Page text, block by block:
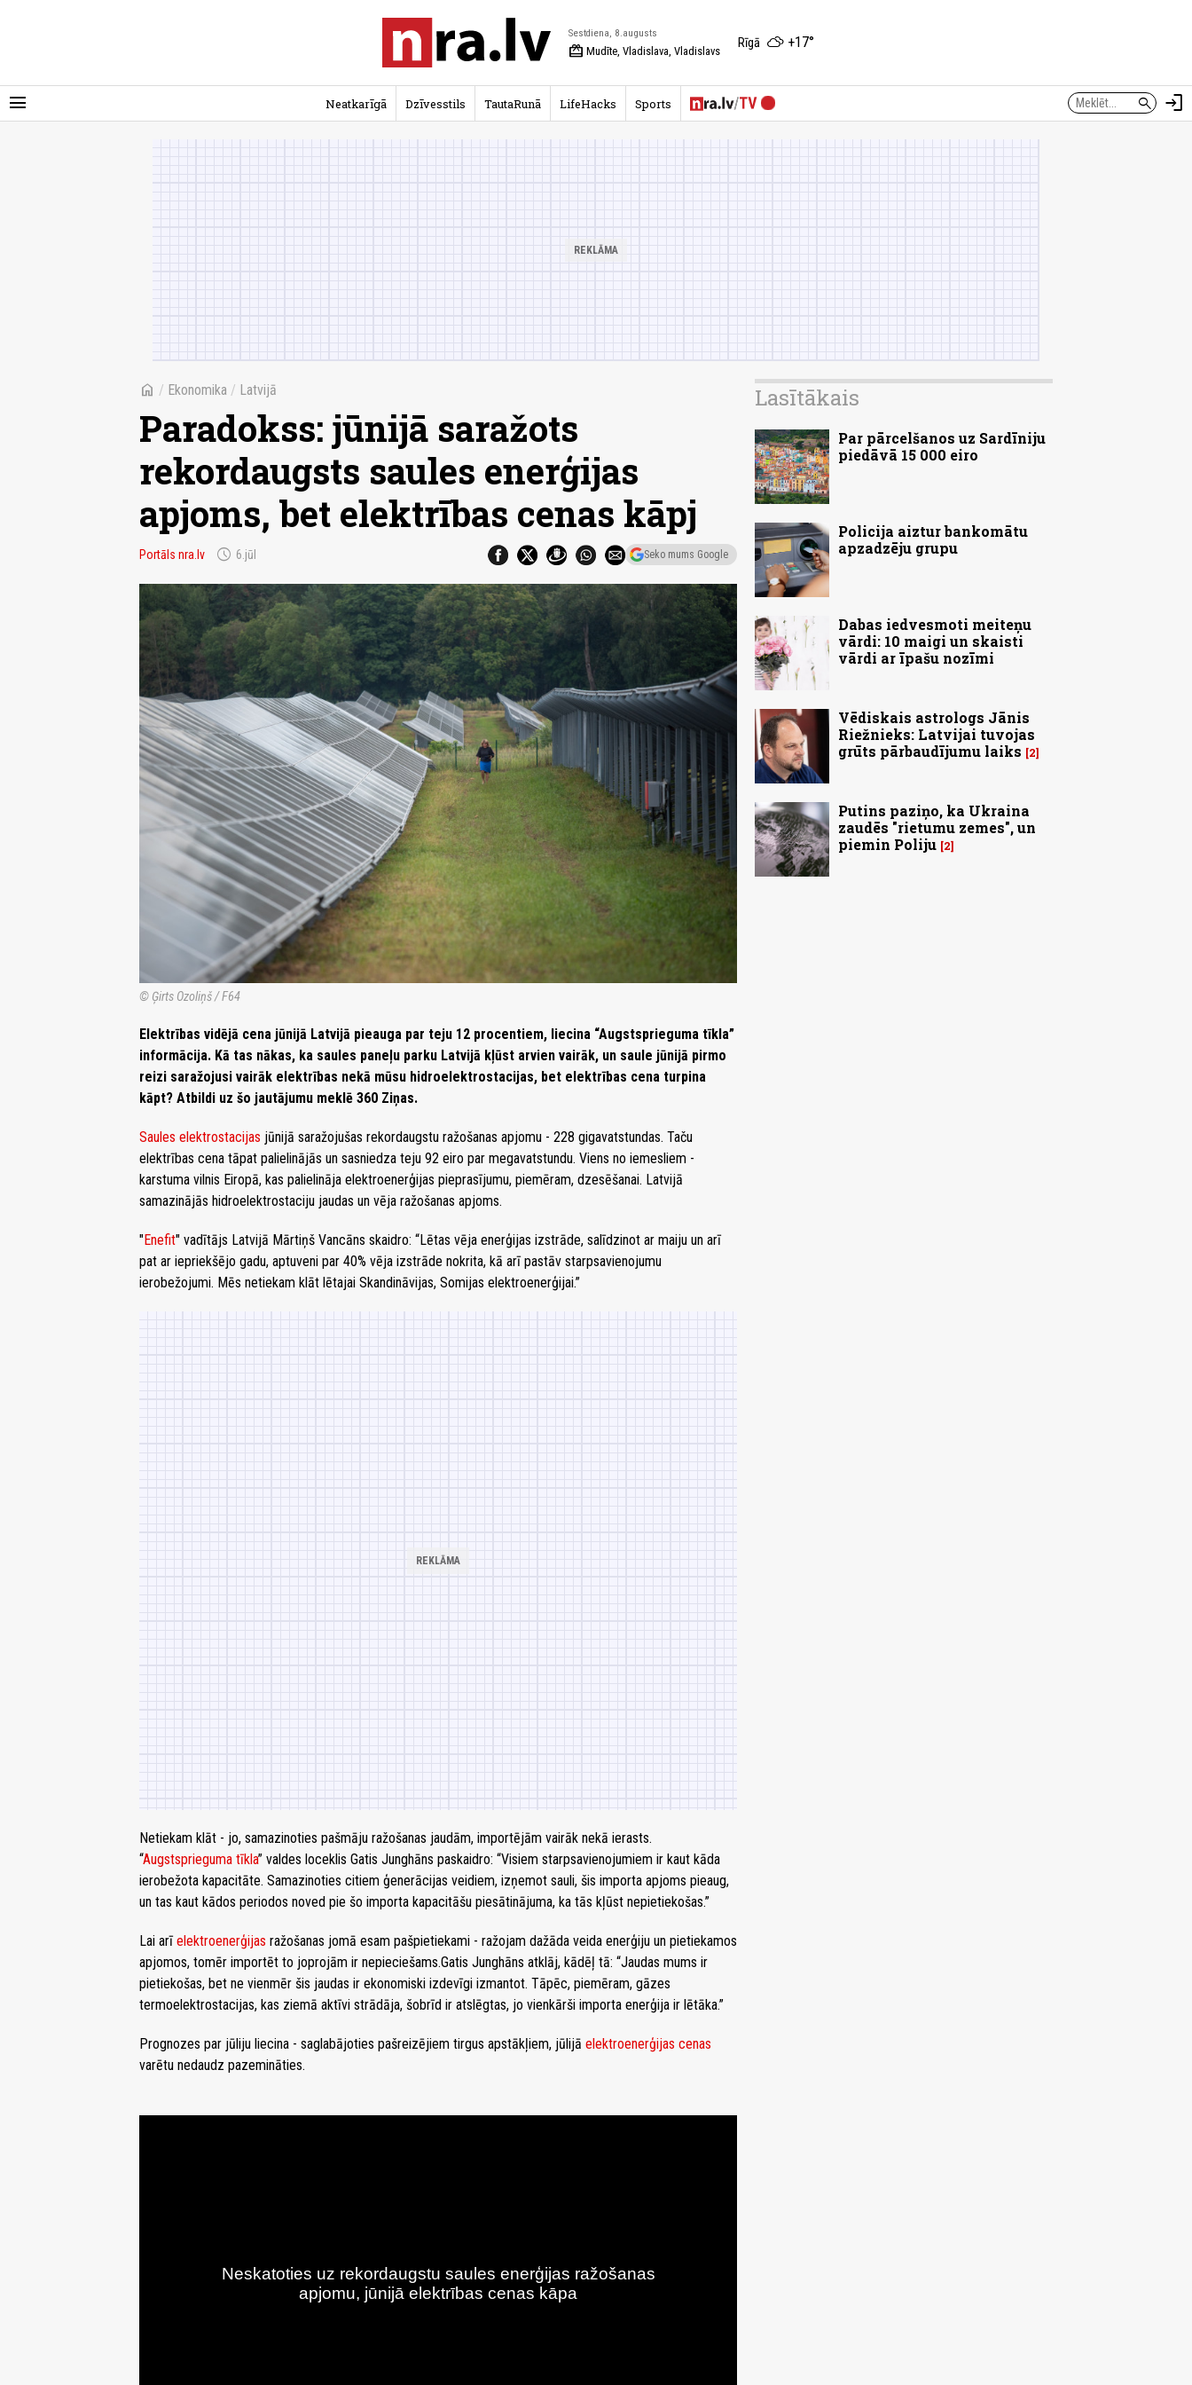
menu
Sestdiena, 8.augusts
redeem Mudīte, Vladislava, Vladislavs
Rīgā +17°
search login
Neatkarīgā Dzīvesstils TautaRunā LifeHacks Sports
home / Ekonomika / Latvijā
Paradokss: jūnijā saražots
rekordaugsts saules enerģijas
apjoms, bet elektrības cenas kāpj
Portāls nra.lv schedule 6.jūl Seko mums Google
© Ģirts Ozoliņš / F64
Elektrības vidējā cena jūnijā Latvijā pieauga par teju 12 procentiem, liecina “Augstsprieguma tīkla”
informācija. Kā tas nākas, ka saules paneļu parku Latvijā kļūst arvien vairāk, un saule jūnijā pirmo
reizi saražojusi vairāk elektrības nekā mūsu hidroelektrostacijas, bet elektrības cena turpina
kāpt? Atbildi uz šo jautājumu meklē 360 Ziņas.
Saules elektrostacijas jūnijā saražojušas rekordaugstu ražošanas apjomu - 228 gigavatstundas. Taču
elektrības cena tāpat palielinājās un sasniedza teju 92 eiro par megavatstundu. Viens no iemesliem -
karstuma vilnis Eiropā, kas palielināja elektroenerģijas pieprasījumu, piemēram, dzesēšanai. Latvijā
samazinājās hidroelektrostaciju jaudas un vēja ražošanas apjoms.
"Enefit" vadītājs Latvijā Mārtiņš Vancāns skaidro: “Lētas vēja enerģijas izstrāde, salīdzinot ar maiju un arī
pat ar iepriekšējo gadu, aptuveni par 40% vēja izstrāde nokrita, kā arī pastāv starpsavienojumu
ierobežojumi. Mēs netiekam klāt lētajai Skandināvijas, Somijas elektroenerģijai.”
Netiekam klāt - jo, samazinoties pašmāju ražošanas jaudām, importējām vairāk nekā ierasts.
“Augstsprieguma tīkla” valdes loceklis Gatis Junghāns paskaidro: “Visiem starpsavienojumiem ir kaut kāda
ierobežota kapacitāte. Samazinoties citiem ģenerācijas veidiem, izņemot sauli, šis importa apjoms pieaug,
un tas kaut kādos periodos noved pie šo importa kapacitāšu piesātinājuma, ka tās kļūst nepietiekošas.”
Lai arīelektroenerģijas ražošanas jomā esam pašpietiekami - ražojam dažāda veida enerģiju un pietiekamos
apjomos, tomēr importēt to joprojām ir nepieciešams.Gatis Junghāns atklāj, kādēļ tā: “Jaudas mums ir
pietiekošas, bet ne vienmēr šis jaudas ir ekonomiski izdevīgi izmantot. Tāpēc, piemēram, gāzes
termoelektrostacijas, kas ziemā aktīvi strādāja, šobrīd ir atslēgtas, jo vienkārši importa enerģija ir lētāka.”
Prognozes par jūliju liecina - saglabājoties pašreizējiem tirgus apstākļiem, jūlijā elektroenerģijas cenas
varētu nedaudz pazemināties.
Lasītākais
Par pārcelšanos uz Sardīniju
piedāvā 15 000 eiro
Policija aiztur bankomātu
apzadzēju grupu
Dabas iedvesmoti meiteņu
vārdi: 10 maigi un skaisti
vārdi ar īpašu nozīmi
Vēdiskais astrologs Jānis
Riežnieks: Latvijai tuvojas
grūts pārbaudījumu laiks
2
Putins paziņo, ka Ukraina
zaudēs "rietumu zemes", un
piemin Poliju 2